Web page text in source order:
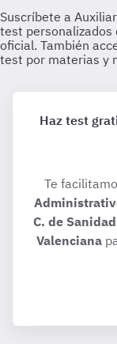
Haz test
Te
C. de
Valenciana